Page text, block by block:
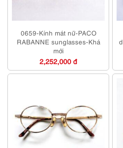
0659-Kính mát nữ-PACO
RABANNE sunglasses-Khá
mới
2,252,000 đ